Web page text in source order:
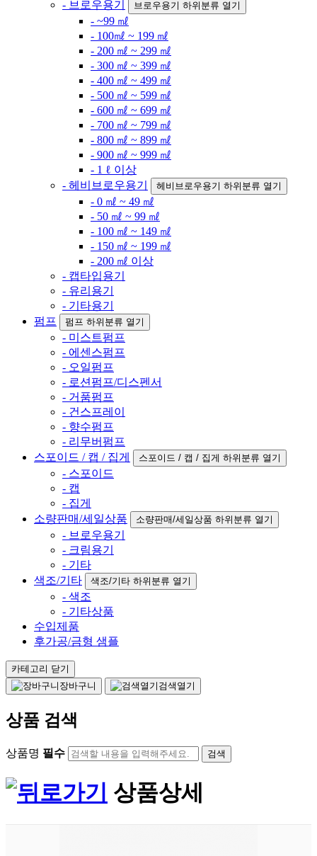
- 브로우용기 브로우용기 하위분류 열기
- ~99 ㎖
- 100㎖ ~ 199 ㎖
- 200 ㎖ ~ 299 ㎖
- 300 ㎖ ~ 399 ㎖
- 400 ㎖ ~ 499 ㎖
- 500 ㎖ ~ 599 ㎖
- 600 ㎖ ~ 699 ㎖
- 700 ㎖ ~ 799 ㎖
- 800 ㎖ ~ 899 ㎖
- 900 ㎖ ~ 999 ㎖
- 1 ℓ 이상
- 헤비브로우용기
헤비브로우용기 하위분류 열기
- 0 ㎖ ~ 49 ㎖
- 50 ㎖ ~ 99 ㎖
- 100 ㎖ ~ 149 ㎖
- 150 ㎖ ~ 199 ㎖
- 200 ㎖ 이상
- 캡타입용기
- 유리용기
- 기타용기
펌프
펌프 하위분류 열기
- 미스트펌프
- 에센스펌프
- 오일펌프
- 로션펌프/디스펜서
- 거품펌프
- 건스프레이
- 향수펌프
- 리무버펌프
스포이드 / 캡 / 집게
스포이드 / 캡 / 집게 하위분류 열기
- 스포이드
- 캡
- 집게
소량판매/세일상품
소량판매/세일상품 하위분류 열기
- 브로우용기
- 크림용기
- 기타
색조/기타
색조/기타 하위분류 열기
- 색조
- 기타상품
수입제품
후가공/금형 샘플
카테고리 닫기
장바구니
검색열기
상품 검색
상품명 필수
상품상세